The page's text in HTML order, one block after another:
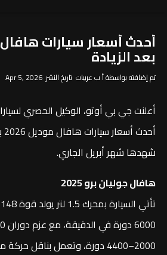
بعد الزيادة
تم إضافته بواسطة أ ب عربيات تاريخ النشر Apr 5, 2026
أعلنتجي بي أوتو، الوكيل الحصري
شهدها شهر أبريل الجاري.
هافال جوليان برو 2025